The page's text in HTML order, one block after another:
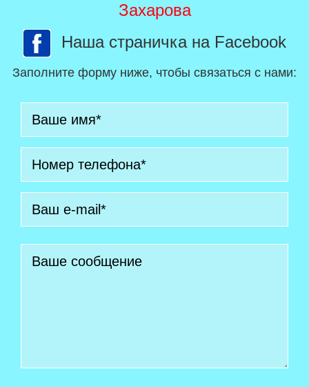
Захарова
Наша страничка на Facebook
Заполните форму ниже, чтобы связаться с нами: